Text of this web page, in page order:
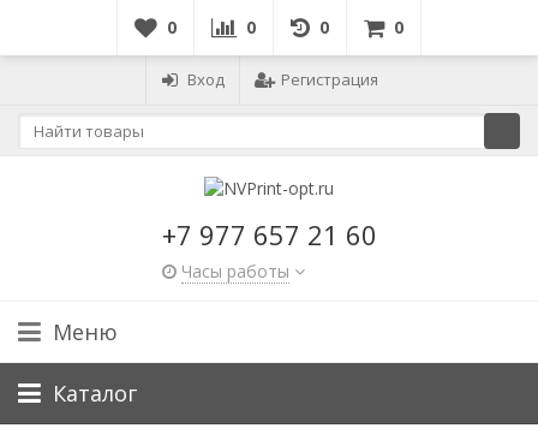
0 0 0 0
Вход Регистрация
+7 977 657 21 60
Часы работы
Меню
Каталог